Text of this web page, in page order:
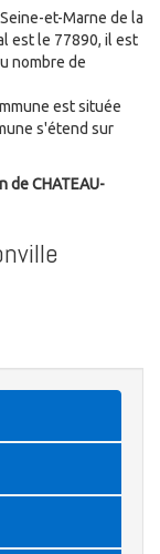
et-Marne de la
est le 77890, il est
nombre de
est située
s'étend sur
de CHATEAU-